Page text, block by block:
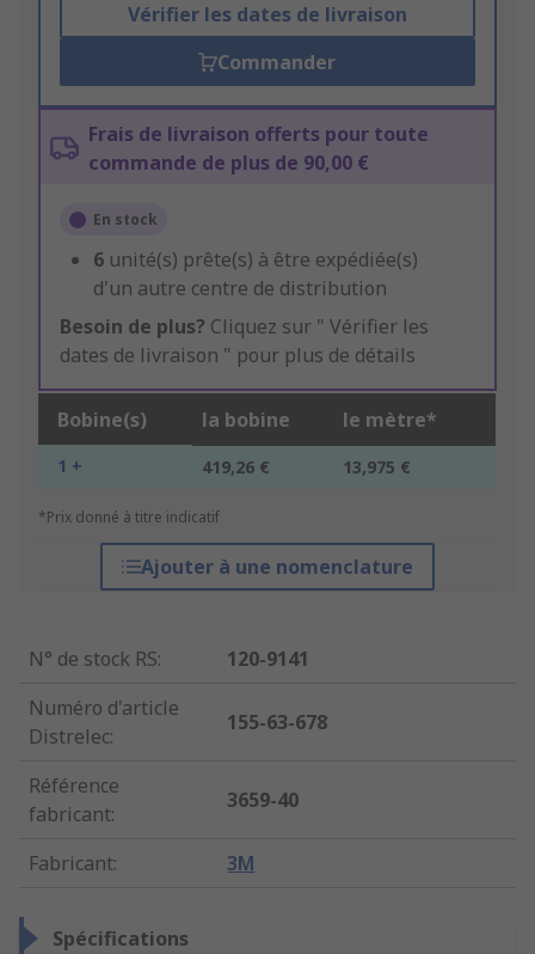
Vérifier les dates de livraison
Commander
Frais de livraison offerts pour toute
commande de plus de 90,00 €
En stock
6 unité(s) prête(s) à être expédiée(s)
d'un autre centre de distribution
Besoin de plus? Cliquez sur " Vérifier les
dates de livraison " pour plus de détails
Bobine(s) la bobine le mètre*
1 + 419,26 € 13,975 €
*Prix donné à titre indicatif
Ajouter à une nomenclature
N° de stock RS:
120-9141
Numéro d'article
Distrelec:
155-63-678
Référence
fabricant:
3659-40
Fabricant: 3M
Spécifications